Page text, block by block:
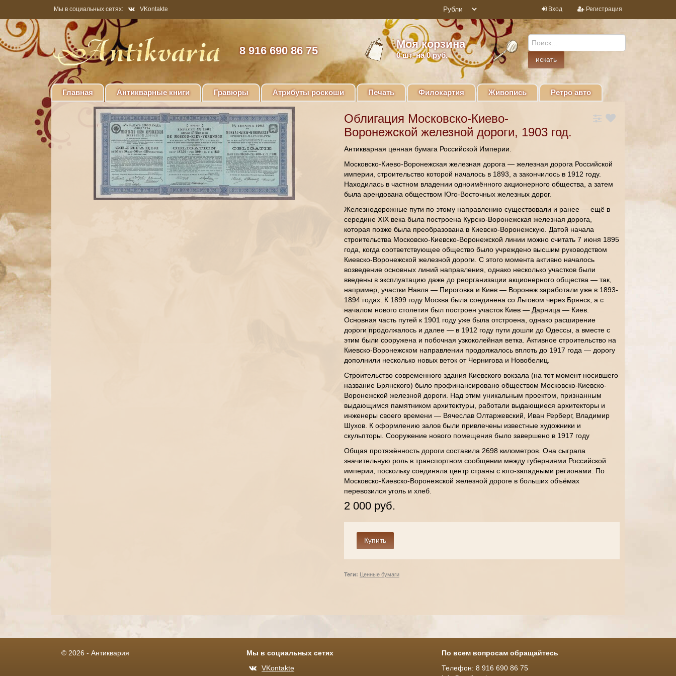
Мы в социальных сетях: VKontakte Вход Регистрация
8 916 690 86 75
Моя корзина
0шт. на 0 руб.
Главная Антикварные книги Гравюры Атрибуты роскоши Печать Филокартия Живопись Ретро авто
Облигация Московско-Киево-
Воронежской железной дороги, 1903 год.
Антикварная ценная бумага Российской Империи.
Московско-Киево-Воронежская железная дорога — железная дорога Российской
империи, строительство которой началось в 1893, а закончилось в 1912 году.
Находилась в частном владении одноимённого акционерного общества, а затем
была арендована обществом Юго-Восточных железных дорог.
Железнодорожные пути по этому направлению существовали и ранее — ещё в
середине XIX века была построена Курско-Воронежская железная дорога,
которая позже была преобразована в Киевско-Воронежскую. Датой начала
строительства Московско-Киевско-Воронежской линии можно считать 7 июня 1895
года, когда соответствующее общество было учреждено высшим руководством
Киевско-Воронежской железной дороги. С этого момента активно началось
возведение основных линий направления, однако несколько участков были
введены в эксплуатацию даже до реорганизации акционерного общества — так,
например, участки Навля — Пироговка и Киев — Воронеж заработали уже в 1893-
1894 годах. К 1899 году Москва была соединена со Льговом через Брянск, а с
началом нового столетия был построен участок Киев — Дарница — Киев.
Основная часть путей к 1901 году уже была отстроена, однако расширение
дороги продолжалось и далее — в 1912 году пути дошли до Одессы, а вместе с
этим были сооружена и побочная узкоколейная ветка. Активное строительство на
Киевско-Воронежском направлении продолжалось вплоть до 1917 года — дорогу
дополнили несколько новых веток от Чернигова и Новобелиц.
Строительство современного здания Киевского вокзала (на тот момент носившего
название Брянского) было профинансировано обществом Московско-Киевско-
Воронежской железной дороги. Над этим уникальным проектом, признанным
выдающимся памятником архитектуры, работали выдающиеся архитекторы и
инженеры своего времени — Вячеслав Олтаржевский, Иван Рерберг, Владимир
Шухов. К оформлению залов были привлечены известные художники и
скульпторы. Сооружение нового помещения было завершено в 1917 году
Общая протяжённость дороги составила 2698 километров. Она сыграла
значительную роль в транспортном сообщении между губерниями Российской
империи, поскольку соединяла центр страны с юго-западными регионами. По
Московско-Киевско-Воронежской железной дороге в больших объёмах
перевозился уголь и хлеб.
2 000 руб.
Теги: Ценные бумаги
© 2026 - Антиквария
Мы в социальных сетях
VKontakte
По всем вопросам обращайтесь
Телефон: 8 916 690 86 75